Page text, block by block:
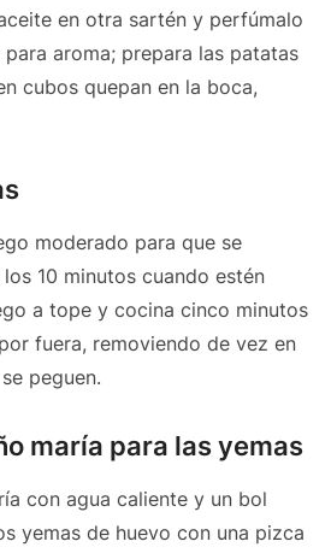
en otra sartén y perfúmalo
aroma; prepara las patatas
cubos quepan en la boca,
moderado para que se
10 minutos cuando estén
a tope y cocina cinco minutos
fuera, removiendo de vez en
peguen.
maría para las yemas
con agua caliente y un bol
yemas de huevo con una pizca